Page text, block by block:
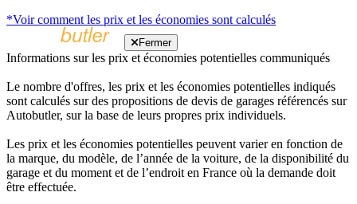
*Voir comment les prix et les économies sont calculés
Fermer
Informations sur les prix et économies potentielles communiqués
Le nombre d'offres, les prix et les économies potentielles indiqués
sont calculés sur des propositions de devis de garages référencés sur
Autobutler, sur la base de leurs propres prix individuels.
Les prix et les économies potentielles peuvent varier en fonction de
la marque, du modèle, de l’année de la voiture, de la disponibilité du
garage et du moment et de l’endroit en France où la demande doit
être effectuée.